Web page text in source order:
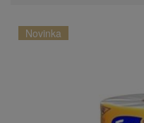
Novinka